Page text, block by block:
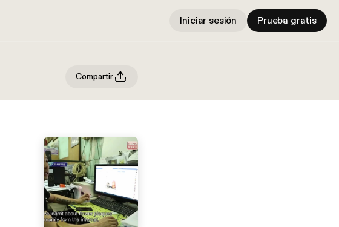
Iniciar sesión Prueba gratis
Compartir